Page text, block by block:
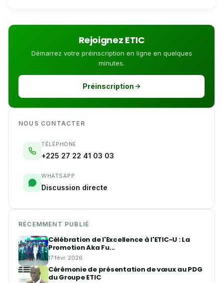
Rejoignez ETIC
Démarrez votre préinscription en ligne en quelques
minutes.
Préinscription
NOUS CONTACTER
TÉLÉPHONE
+225 27 22 41 03 03
WHATSAPP
Discussion directe
RÉCEMMENT PUBLIÉ
Célébration de l'Excellence à l'ETIC-U : La
Promotion Aka Fu...
17 févr. 2026
Cérémonie de présentation de vœux au PDG
du Groupe ETIC